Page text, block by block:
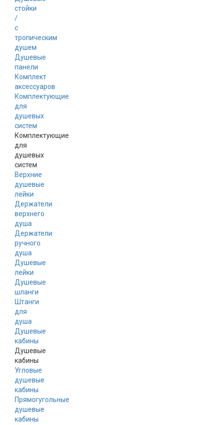
стойки
/
с
тропическим
душем
Душевые
панели
Комплект
аксессуаров
Комплектующие
для
душевых
систем
Комплектующие
для
душевых
систем
Верхние
душевые
лейки
Держатели
верхнего
душа
Держатели
ручного
душа
Душевые
лейки
Душевые
шланги
Штанги
для
душа
Душевые
кабины
Душевые
кабины
Угловые
душевые
кабины
Прямогугольные
душевые
кабины